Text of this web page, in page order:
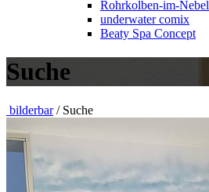
Rohrkolben-im-Nebel
underwater comix
Beaty Spa Concept
Suche
bilderbar/ Suche